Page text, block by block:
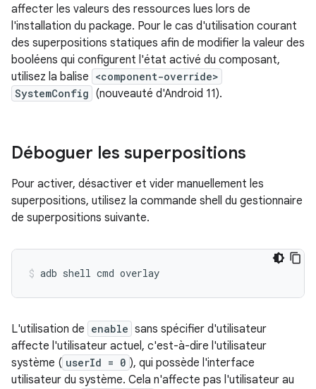
affecter les valeurs des ressources lues lors de
l'installation du package. Pour le cas d'utilisation courant
des superpositions statiques afin de modifier la valeur des
booléens qui configurent l'état activé du composant,
utilisez la balise <component-override>
SystemConfig (nouveauté d'Android 11).
Déboguer les superpositions
Pour activer, désactiver et vider manuellement les
superpositions, utilisez la commande shell du gestionnaire
de superpositions suivante.
adb shell cmd overlay
L'utilisation de enable sans spécifier d'utilisateur
affecte l'utilisateur actuel, c'est-à-dire l'utilisateur
système ( userId = 0 ), qui possède l'interface
utilisateur du système. Cela n'affecte pas l'utilisateur au